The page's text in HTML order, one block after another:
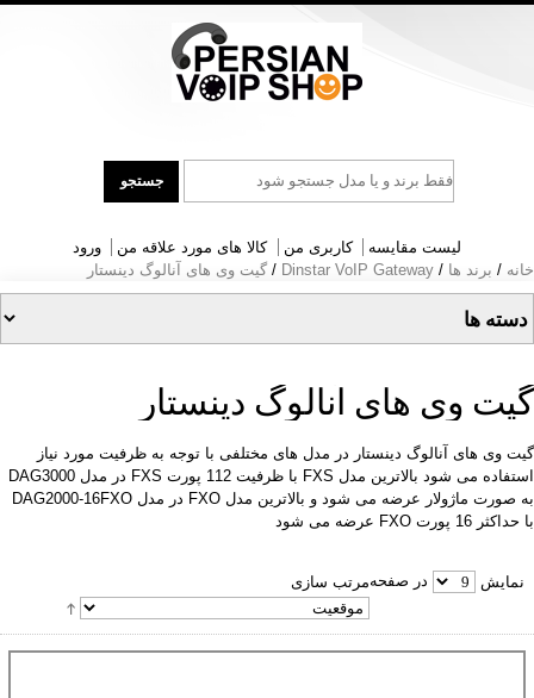
جست
و
جستجو
لیست مقایسه کاربری من کالا های مورد علاقه من
ورود
خانه / برند ها /
Dinstar VoIP Gateway
/ گیت وی های آنالوگ دینستار
گیت وی های آنالوگ دینستار
گیت وی های آنالوگ دینستار در مدل های مختلفی با توجه به ظرفیت مورد نیاز
استفاده می شود بالاترین مدل FXS با ظرفیت 112 پورت FXS در مدل DAG3000
به صورت ماژولار عرضه می شود و بالاترین مدل FXO در مدل DAG2000-16FXO
با حداکثر 16 پورت FXO عرضه می شود
نمایش در صفحهمرتب سازی